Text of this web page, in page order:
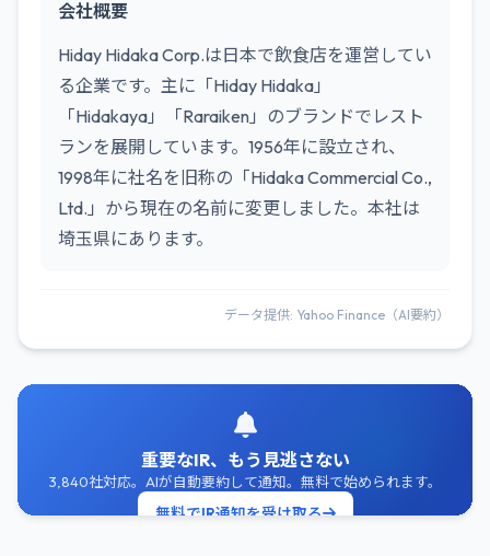
会社概要
Hiday Hidaka Corp.は日本で飲食店を運営してい
る企業です。主に「Hiday Hidaka」
「Hidakaya」「Raraiken」のブランドでレスト
ランを展開しています。1956年に設立され、
1998年に社名を旧称の「Hidaka Commercial Co.,
Ltd.」から現在の名前に変更しました。本社は
埼玉県にあります。
データ提供: Yahoo Finance（AI要約）
重要なIR、もう見逃さない
3,840社対応。AIが自動要約して通知。無料で始められます。
無料でIR通知を受け取る